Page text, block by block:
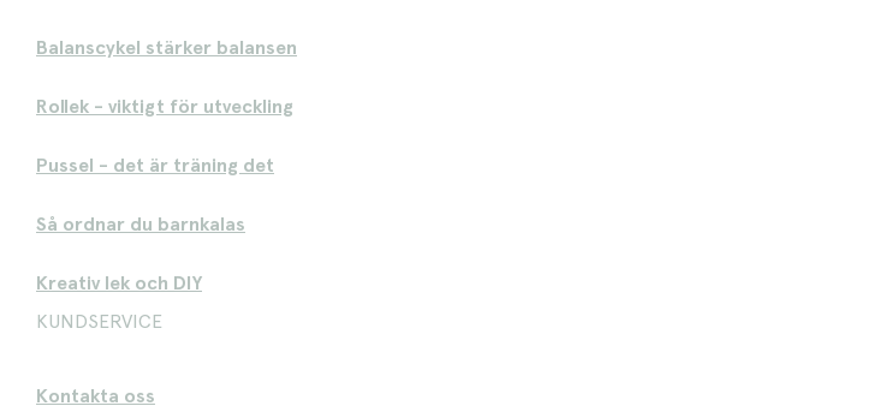
Balanscykel stärker balansen
Rollek - viktigt för utveckling
Pussel - det är träning det
Så ordnar du barnkalas
Kreativ lek och DIY
KUNDSERVICE
Kontakta oss